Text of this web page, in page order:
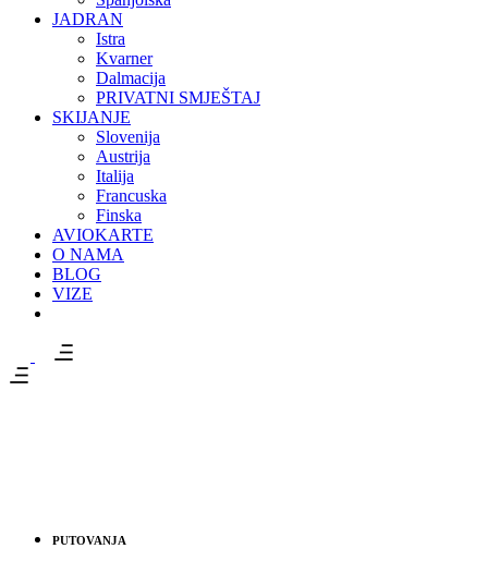
JADRAN
Istra
Kvarner
Dalmacija
PRIVATNI SMJEŠTAJ
SKIJANJE
Slovenija
Austrija
Italija
Francuska
Finska
AVIOKARTE
O NAMA
BLOG
VIZE
PUTOVANJA